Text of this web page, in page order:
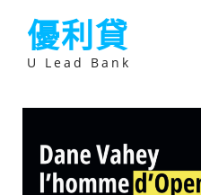
優利貸
U Lead Bank